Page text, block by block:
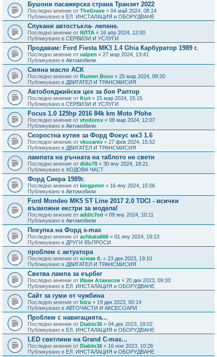
Бушони пасажерска страна Транзит 2022
Последно мнение от TheGrave « 04 май 2024, 08:14
Публикувано в ЕЛ. ИНСТАЛАЦИЯ и ОБОРУДВАНЕ
Спукани автостъкла- лепене.
Последно мнение от ЯЛТА « 16 апр 2024, 12:00
Публикувано в СЕРВИЗИ И УСЛУГИ
Продавам: Ford Fiesta MK3 1.4 Ghia Карбуратор 1989 г.
Последно мнение от valpen « 27 мар 2024, 13:41
Публикувано в Автомобили
Смяна масло АСК
Последно мнение от Rumen Boov « 25 мар 2024, 09:20
Публикувано в ДВИГАТЕЛ И ТРАНСМИСИЯ
Автобояджийски цех за боя Раптор
Последно мнение от Kuri « 15 мар 2024, 15:15
Публикувано в СЕРВИЗИ И УСЛУГИ
Focus 1.0 125hp 2016 84k km Moto Pfohe
Последно мнение от vtodorov « 08 мар 2024, 12:07
Публикувано в Автомобили
Скоростна кутия за Форд Фокус мк3 1.6
Последно мнение от vkozarev « 27 фев 2024, 15:52
Публикувано в ДВИГАТЕЛ И ТРАНСМИСИЯ
лампата на ръчната на таблото не свети
Последно мнение от dido70 « 30 яну 2024, 18:21
Публикувано в ХОДОВА ЧАСТ
Форд Сиера 1989г.
Последно мнение от kingpeter« 16 яну 2024, 15:06
Публикувано в Автомобили
Ford Mondeo MK5 ST Line 2017 2.0 TDCI - всички
възможни екстри за модела!
Последно мнение от addic7ed « 09 яну 2024, 10:11
Публикувано в Автомобили
Покупка на Форд s-max
Последно мнение от achkata666 « 01 яну 2024, 19:13
Публикувано в ДРУГИ ВЪПРОСИ
проблем с актуатора
Последно мнение от огнян б. « 23 дек 2023, 19:10
Публикувано в ДВИГАТЕЛ И ТРАНСМИСИЯ
Светва лампа за еърбег
Последно мнение от Иван Атанасов « 20 дек 2023, 09:33
Публикувано в ЕЛ. ИНСТАЛАЦИЯ и ОБОРУДВАНЕ
Сайт за гуми от чужбина
Последно мнение от bizu « 19 дек 2023, 00:14
Публикувано в АВТОЧАСТИ И АКСЕСОАРИ
Проблем с навигацията...
Последно мнение от Diablo36 « 04 дек 2023, 18:02
Публикувано в ЕЛ. ИНСТАЛАЦИЯ и ОБОРУДВАНЕ
LED светлини на Grand C-max...
Последно мнение от Diablo36 « 16 ное 2023, 10:26
Публикувано в ЕЛ. ИНСТАЛАЦИЯ и ОБОРУДВАНЕ